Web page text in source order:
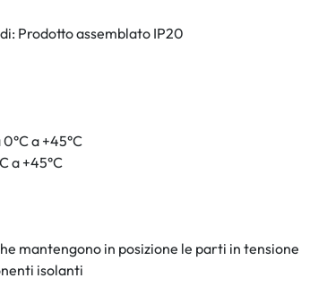
Prodotto assemblato IP20
a +45°C
a +45°C
mantengono in posizione le parti in tensione
isolanti